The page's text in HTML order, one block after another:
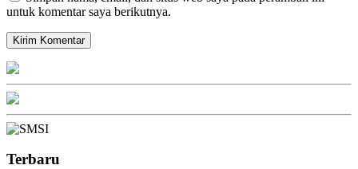
untuk komentar saya berikutnya.
Terbaru